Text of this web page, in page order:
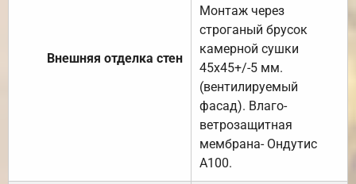
Внешняя отделка стен
Монтаж через
строганый брусок
камерной сушки
45х45+/-5 мм.
(вентилируемый
фасад). Влаго-
ветрозащитная
мембрана- Ондутис
А100.